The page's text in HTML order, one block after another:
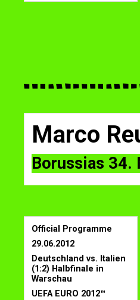
Marco
Borussias 34.
Official Programme
29.06.2012
Deutschland vs. Italien
(1:2) Halbfinale in
Warschau
UEFA EURO 2012™